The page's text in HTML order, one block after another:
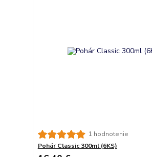
1 hodnotenie
Pohár Classic 300ml (6KS)